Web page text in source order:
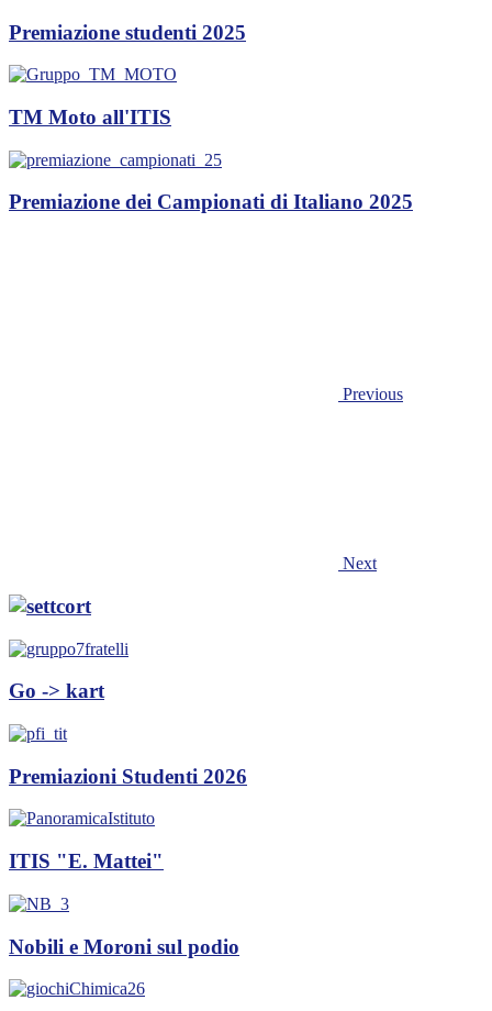
Premiazione studenti 2025
TM Moto all'ITIS
Premiazione dei Campionati di Italiano 2025
Previous
Next
Go -> kart
Premiazioni Studenti 2026
ITIS "E. Mattei"
Nobili e Moroni sul podio